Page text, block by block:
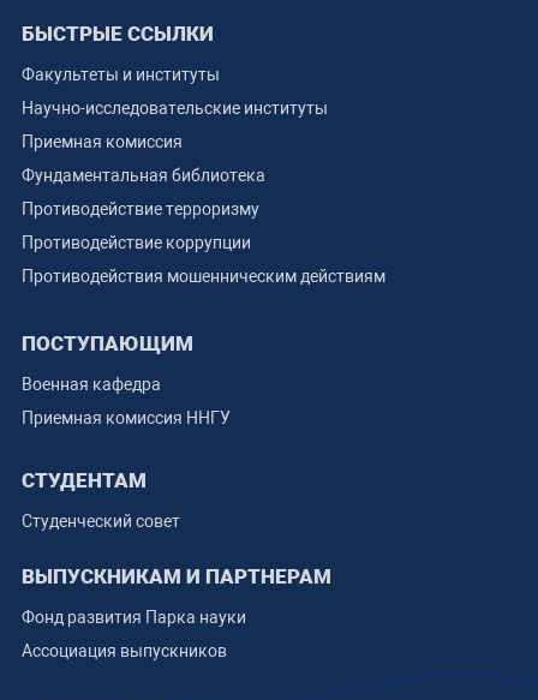
БЫСТРЫЕ ССЫЛКИ
Факультеты и институты
Научно-исследовательские институты
Приемная комиссия
Фундаментальная библиотека
Противодействие терроризму
Противодействие коррупции
Противодействия мошенническим действиям
ПОСТУПАЮЩИМ
Военная кафедра
Приемная комиссия ННГУ
СТУДЕНТАМ
Студенческий совет
ВЫПУСКНИКАМ И ПАРТНЕРАМ
Фонд развития Парка науки
Ассоциация выпускников